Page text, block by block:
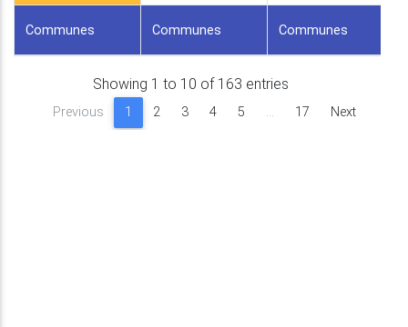
Communes Communes Communes
Showing 1 to 10 of 163 entries
Previous 1 2 3 4 5 … 17 Next